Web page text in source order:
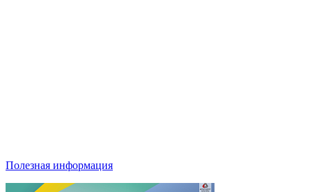
Полезная информация